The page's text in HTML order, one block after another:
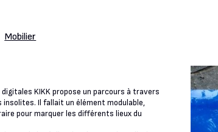
Mobilier
KIKK propose un parcours à travers
insolites. Il fallait un élément modulable,
pour marquer les différents lieux du